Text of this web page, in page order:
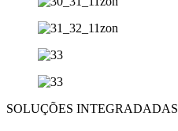
SOLUÇÕES INTEGRADADAS